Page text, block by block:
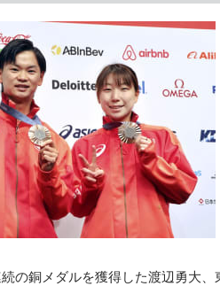
の銅メダルを獲得した渡辺勇大